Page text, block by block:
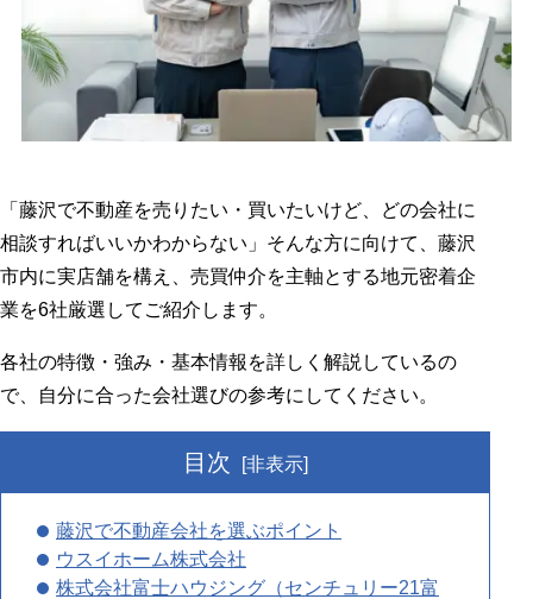
「藤沢で不動産を売りたい・買いたいけど、どの会社に
相談すればいいかわからない」そんな方に向けて、藤沢
市内に実店舗を構え、売買仲介を主軸とする地元密着企
業を6社厳選してご紹介します。
各社の特徴・強み・基本情報を詳しく解説しているの
で、自分に合った会社選びの参考にしてください。
目次 [非表示]
藤沢で不動産会社を選ぶポイント
ウスイホーム株式会社
株式会社富士ハウジング（センチュリー21富